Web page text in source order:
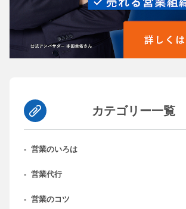
カテゴリー一覧
- 営業のいろは
- 営業代行
- 営業のコツ